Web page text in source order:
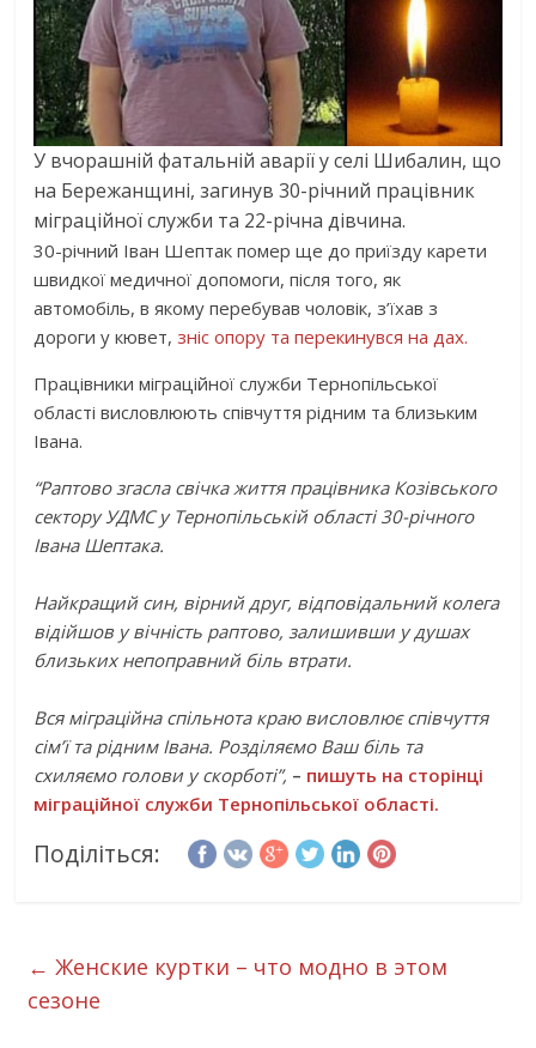
У вчорашній фатальній аварії у селі Шибалин, що
на Бережанщині, загинув 30-річний працівник
міграційної служби та 22-річна дівчина.
30-річний Іван Шептак помер ще до приїзду карети
швидкої медичної допомоги, після того, як
автомобіль, в якому перебував чоловік, з’їхав з
дороги у кювет,зніс опору та перекинувся на дах.
Працівники міграційної служби Тернопільської
області висловлюють співчуття рідним та близьким
Івана.
“Раптово згасла свічка життя працівника Козівського
сектору УДМС у Тернопільській області 30-річного
Івана Шептака.
Найкращий син, вірний друг, відповідальний колега
відійшов у вічність раптово, залишивши у душах
близьких непоправний біль втрати.
Вся міграційна спільнота краю висловлює співчуття
сім’ї та рідним Івана. Розділяємо Ваш біль та
схиляємо голови у скорботі”, – пишуть на сторінці
міграційної служби Тернопільської області.
Поділіться:
← Женские куртки – что модно в этом
сезоне